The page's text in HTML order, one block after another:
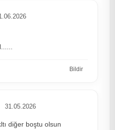
Bildir
31.05.2026
diğer boştu olsun